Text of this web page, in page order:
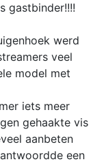
gastbinder!!!!
werd
veel
model met
iets meer
gehaakte vis
aanbeten
een